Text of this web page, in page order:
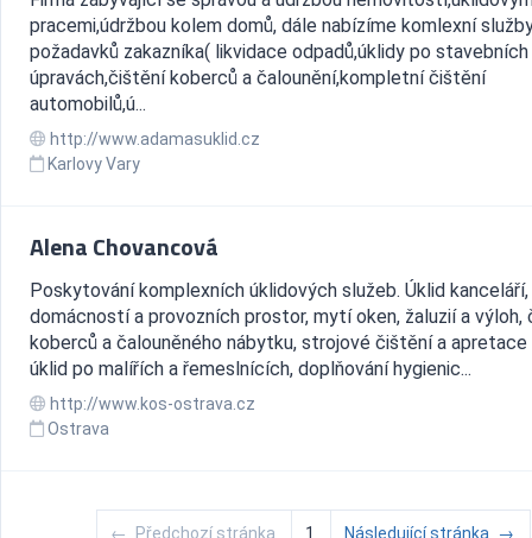
pracemi,údržbou kolem domů, dále nabízíme komlexní
požadavků zakazníka( likvidace odpadů,úklidy po stavebních
úpravách,čištění koberců a čalounění,kompletní čištění
automobilů,ú...
http://www.adamasuklid.cz
Karlovy Vary
Alena Chovancová
Poskytování komplexních úklidových služeb. Úklid kanceláří,
domácností a provozních prostor, mytí oken, žaluzií a výloh,
koberců a čalouněného nábytku, strojové čištění a apretace
úklid po malířích a řemeslnících, doplňování hygienic...
http://www.kos-ostrava.cz
Ostrava
← Předchozí stránka 1 Následující stránka →